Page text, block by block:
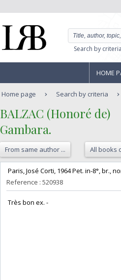
Search by criteria
HOME
Home page Search by criteria
‎BALZAC (Honoré de)‎
‎Gambara.‎
From same author ... All books
Paris, José Corti, 1964 Pet. in-8°, br.,
Reference : 520938
‎ Très bon ex. - ‎